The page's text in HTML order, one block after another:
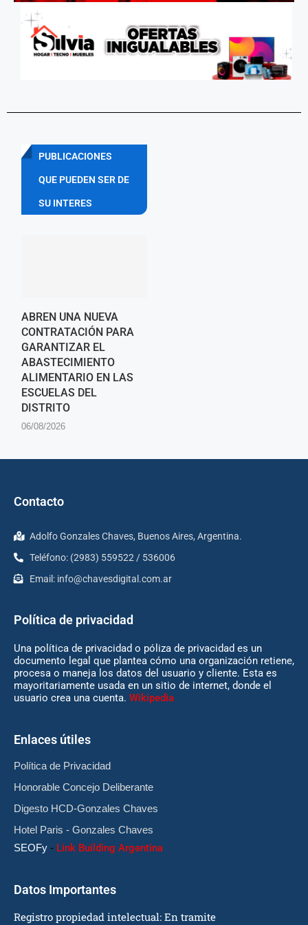
PUBLICACIONES
QUE PUEDEN SER DE
SU INTERES
ABREN UNA NUEVA
CONTRATACIÓN PARA
GARANTIZAR EL
ABASTECIMIENTO
ALIMENTARIO EN LAS
ESCUELAS DEL
DISTRITO
06/08/2026
Contacto
Adolfo Gonzales Chaves, Buenos Aires, Argentina.
Teléfono: (2983) 559522 / 536006
Email: info@chavesdigital.com.ar
Política de privacidad
Una política de privacidad o póliza de privacidad es un
documento legal que plantea cómo una organización retiene,
procesa o maneja los datos del usuario y cliente. Esta es
mayoritariamente usada en un sitio de internet, donde el
usuario crea una cuenta. Wikipedia
Enlaces útiles
Política de Privacidad
Honorable Concejo Deliberante
Digesto HCD-Gonzales Chaves
Hotel Paris - Gonzales Chaves
SEOFy - Link Building Argentina
Datos Importantes
Registro propiedad intelectual: En tramite